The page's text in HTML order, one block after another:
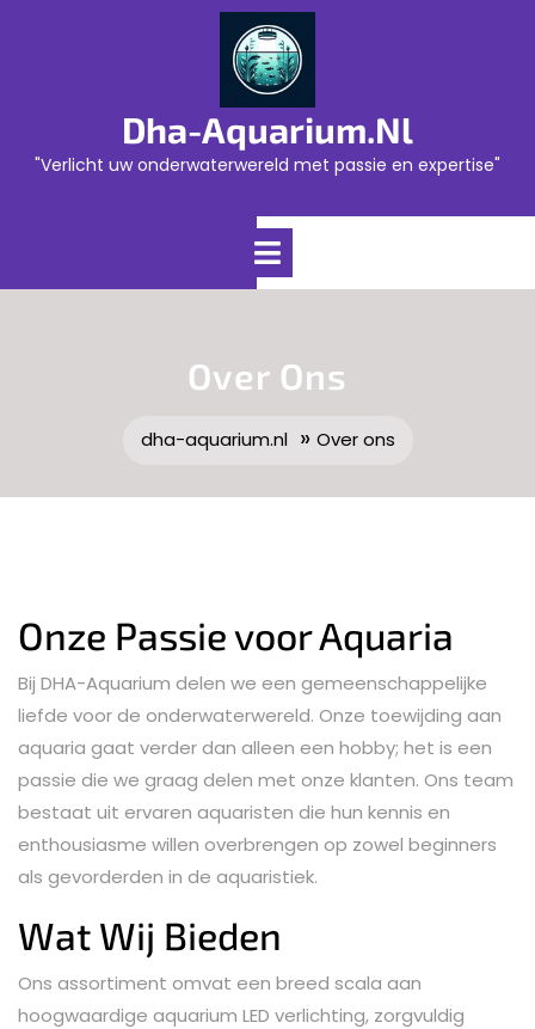
Dha-Aquarium.nl
"Verlicht uw onderwaterwereld met passie en expertise"
Open
Over Ons
dha-aquarium.nl» Over ons
Onze Passie voor Aquaria
Bij DHA-Aquarium delen we een gemeenschappelijke
liefde voor de onderwaterwereld. Onze toewijding aan
aquaria gaat verder dan alleen een hobby; het is een
passie die we graag delen met onze klanten. Ons team
bestaat uit ervaren aquaristen die hun kennis en
enthousiasme willen overbrengen op zowel beginners
als gevorderden in de aquaristiek.
Wat Wij Bieden
Ons assortiment omvat een breed scala aan
hoogwaardige aquarium LED verlichting, zorgvuldig